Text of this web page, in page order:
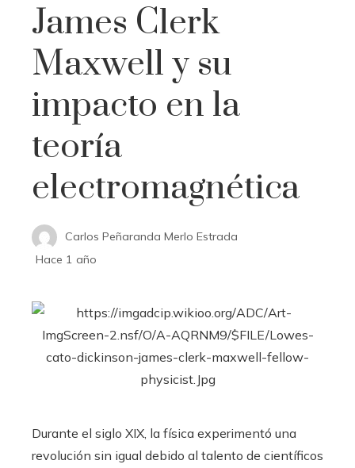
James Clerk
Maxwell y su
impacto en la
teoría
electromagnética
Carlos Peñaranda Merlo Estrada
Hace 1 año
Durante el siglo XIX, la física experimentó una
revolución sin igual debido al talento de científicos